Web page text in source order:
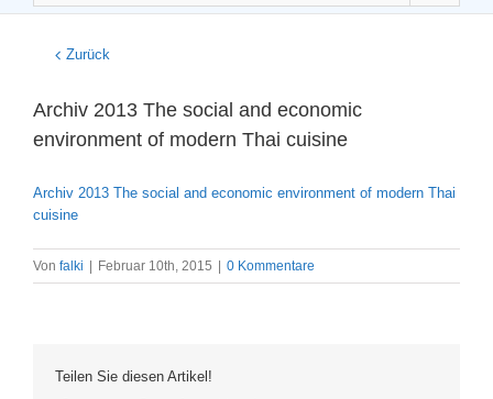
Zurück
Archiv 2013 The social and economic
environment of modern Thai cuisine
Archiv 2013 The social and economic environment of modern Thai
cuisine
Von falki Februar 10th, 2015 0 Kommentare
Teilen Sie diesen Artikel!